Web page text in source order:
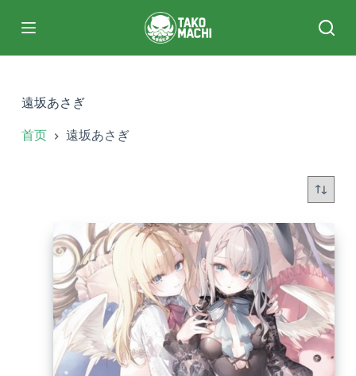
过
遠坂あさぎ
首页 遠坂あさぎ